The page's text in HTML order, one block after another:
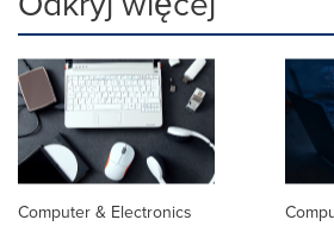
Computer & Electronics